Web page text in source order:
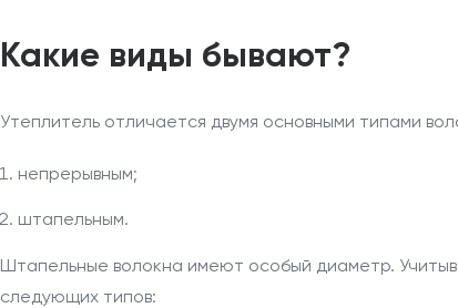
Какие виды бывают?
Утеплитель отличается двумя основными типами
непрерывным;
штапельным.
Штапельные волокна имеют особый диаметр.
следующих типов: